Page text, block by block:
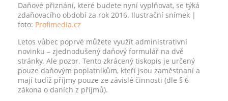
Daňové přiznání, které budete nyní vyplňovat, se týká
zdaňovacího období za rok 2016. Ilustrační snímek |
foto: Profimedia.cz
Letos vůbec poprvé můžete využít administrativní
novinku – zjednodušený daňový formulář na dvě
stránky. Ale pozor. Tento zkrácený tiskopis je určený
pouze daňovým poplatníkům, kteří jsou zaměstnaní a
mají tudíž příjmy pouze ze závislé činnosti (dle § 6
zákona o daních z příjmů).